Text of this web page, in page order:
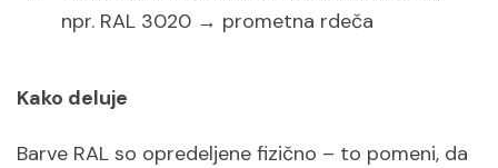
npr. RAL 3020 → prometna rdeča
Kako deluje
Barve RAL so opredeljene fizično – to pomeni, da